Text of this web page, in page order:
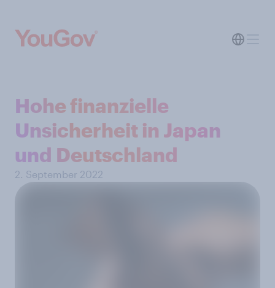
Hohe finanzielle
Unsicherheit in Japan
und Deutschland
2. September 2022